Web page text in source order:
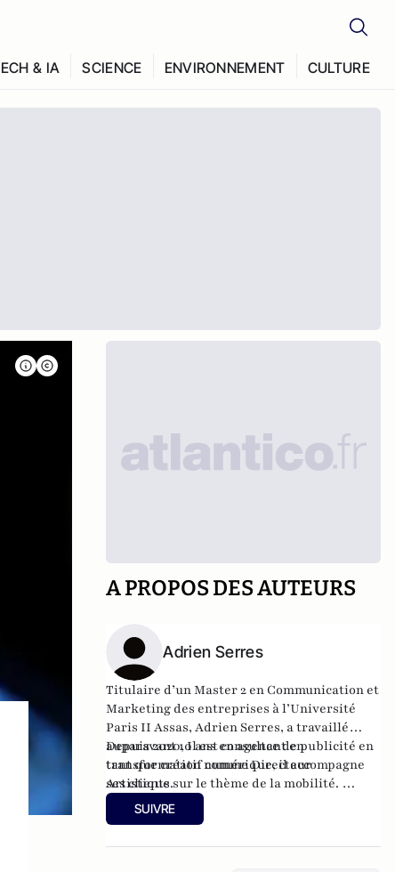
& IA SCIENCE ENVIRONNEMENT CULTURE
A PROPOS DES AUTEURS
Adrien Serres
Titulaire d’un Master 2 en Communication et
Marketing des entreprises à l’Université
Paris II Assas, Adrien Serres, a travaillé
auparavant 10 ans en agence de publicité en
tant que créatif comme Directeur
Artistique.
Il a créé en 2010 Wazapp, une des premieres
agence créative dans les applications. Plus
Depuis 2020, Il est consultant en
transformation numérique, il accompagne
ses clients sur le thème de la mobilité.
Il est également dirigeant de Mobivent et
Mobisales 2 solutions dédiées aux
SUIVRE